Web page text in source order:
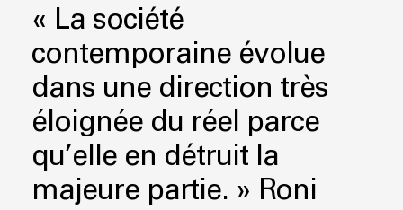
« La société
contemporaine évolue
dans une direction très
éloignée du réel parce
qu’elle en détruit la
majeure partie. ​​​​​​​» Roni